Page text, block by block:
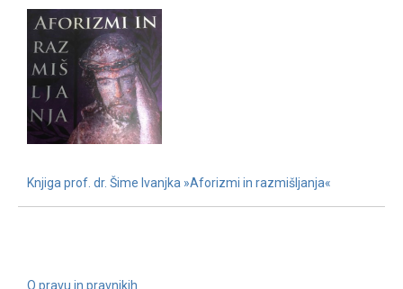
Knjiga prof. dr. Šime Ivanjka »Aforizmi in razmišljanja«
O pravu in pravnikih